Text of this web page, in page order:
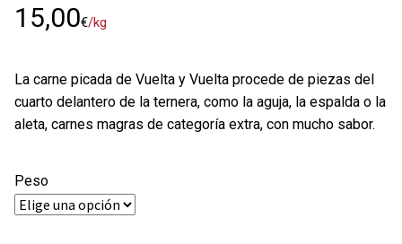
15,00€/kg
La carne picada de Vuelta y Vuelta procede de piezas del
cuarto delantero de la ternera, como la aguja, la espalda o la
aleta, carnes magras de categoría extra, con mucho sabor.
Peso